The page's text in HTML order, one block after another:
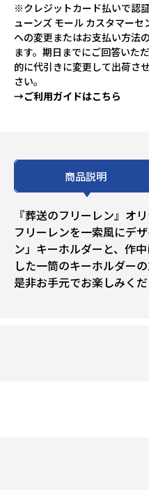
※クレジットカード払いで認
ューンズ モール カスタマー
への変更またはお支払い方法
ます。期日までにご回答いた
的に代引きに変更して出荷さ
さい。
→ご利用ガイドはこちら
商品説明
『葬送のフリーレン』オ
フリーレンを一索風にデ
ン」キーホルダーと、作
した一筒のキーホルダー
是非お手元でお楽しみくだ